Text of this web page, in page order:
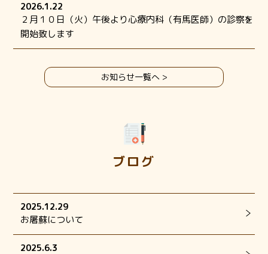
2026.1.22
２月１０日（火）午後より心療内科（有馬医師）の診察を
開始致します
お知らせ一覧へ
ブログ
2025.12.29
お屠蘇について
2025.6.3